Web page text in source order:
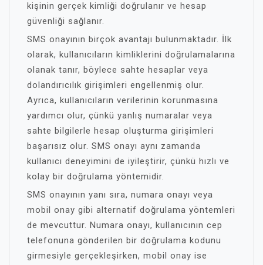
kişinin gerçek kimliği doğrulanır ve hesap
güvenliği sağlanır.
SMS onayının birçok avantajı bulunmaktadır. İlk
olarak, kullanıcıların kimliklerini doğrulamalarına
olanak tanır, böylece sahte hesaplar veya
dolandırıcılık girişimleri engellenmiş olur.
Ayrıca, kullanıcıların verilerinin korunmasına
yardımcı olur, çünkü yanlış numaralar veya
sahte bilgilerle hesap oluşturma girişimleri
başarısız olur. SMS onayı aynı zamanda
kullanıcı deneyimini de iyileştirir, çünkü hızlı ve
kolay bir doğrulama yöntemidir.
SMS onayının yanı sıra, numara onayı veya
mobil onay gibi alternatif doğrulama yöntemleri
de mevcuttur. Numara onayı, kullanıcının cep
telefonuna gönderilen bir doğrulama kodunu
girmesiyle gerçekleşirken, mobil onay ise